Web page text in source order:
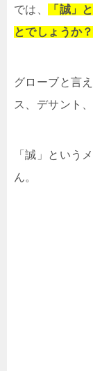
では、
「誠」
とでしょうか？
グローブと言
ス、デサント
「誠」という
ん。